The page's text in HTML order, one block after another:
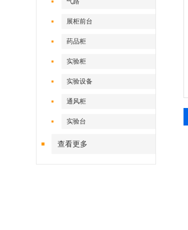
展柜前台
药品柜
实验柜
实验设备
通风柜
实验台
查看更多